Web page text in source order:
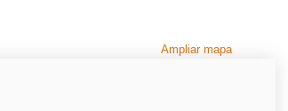
Ampliar mapa